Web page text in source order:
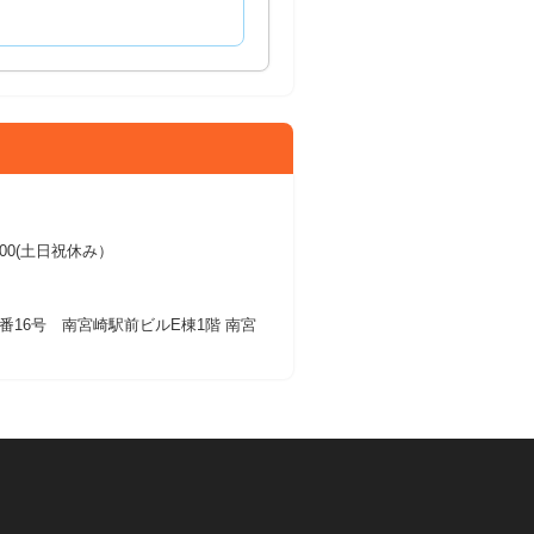
土日祝休み）
16号 南宮崎駅前ビルE棟1階 南宮